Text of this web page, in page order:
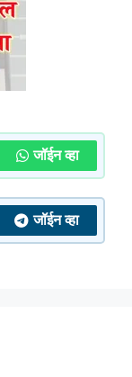
जॉईन व्हा
जॉईन व्हा